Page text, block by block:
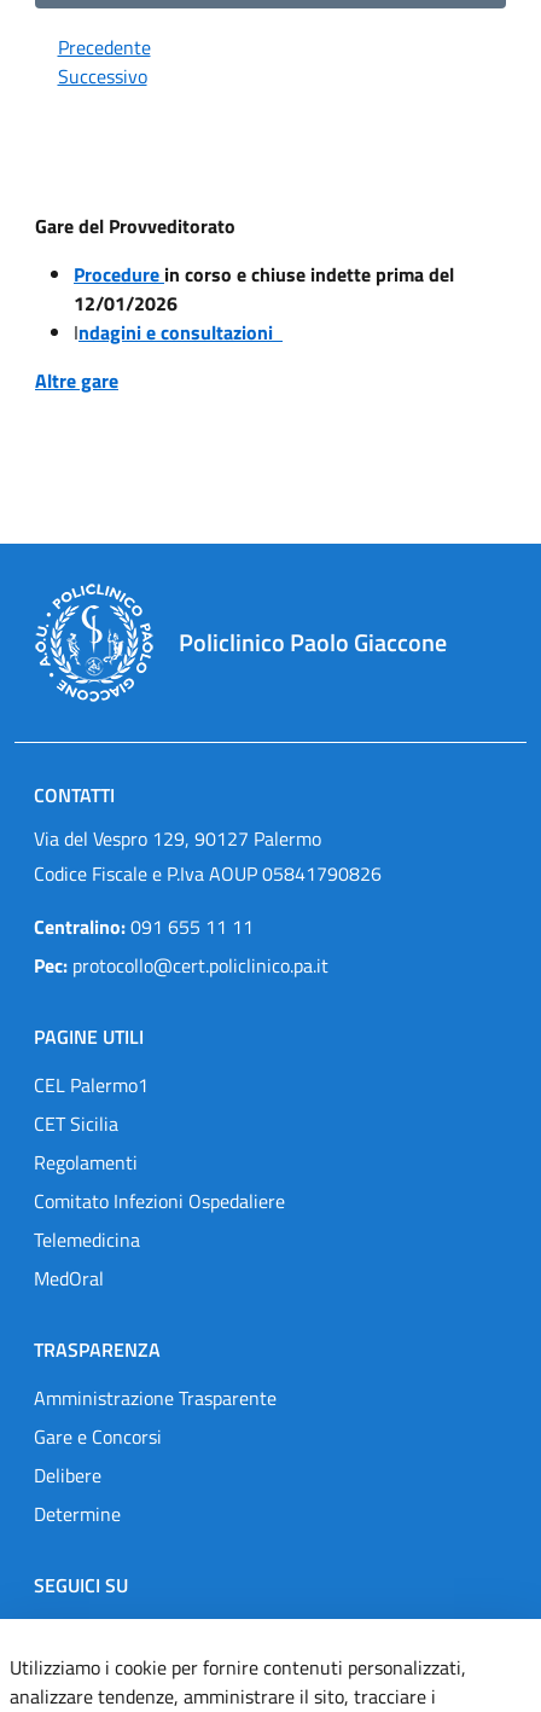
Precedente
Successivo
Gare del Provveditorato
Procedure in corso e chiuse indette prima del
12/01/2026
Indagini e consultazioni
Altre gare
Policlinico Paolo Giaccone
CONTATTI
Via del Vespro 129, 90127 Palermo
Codice Fiscale e P.Iva AOUP 05841790826
Centralino:091 655 11 11
Pec: protocollo@cert.policlinico.pa.it
PAGINE UTILI
CEL Palermo1
CET Sicilia
Regolamenti
Comitato Infezioni Ospedaliere
Telemedicina
MedOral
TRASPARENZA
Amministrazione Trasparente
Gare e Concorsi
Delibere
Determine
SEGUICI SU
Designers Italia
TwitterInstagramYoutubeLinkedin
Utilizziamo i cookie per fornire contenuti personalizzati,
analizzare tendenze, amministrare il sito, tracciare i